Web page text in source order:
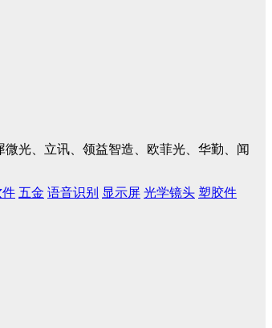
微光、立讯、领益智造、欧菲光、华勤、闻
件 五金 语音识别 显示屏 光学镜头 塑胶件